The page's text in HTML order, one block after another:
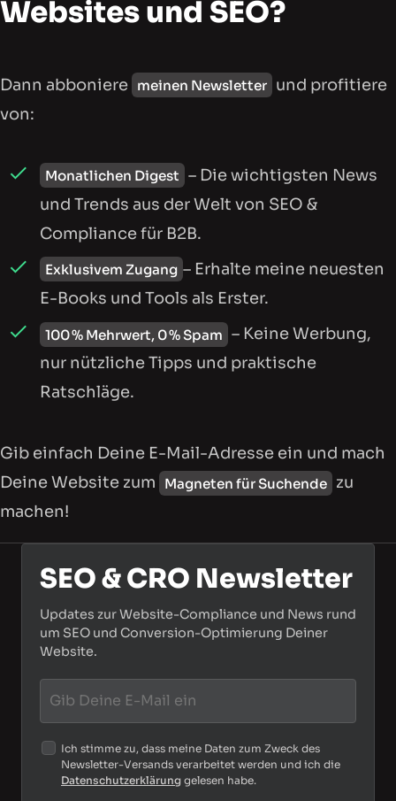
Websites und SEO?
Dann abboniere meinen Newsletter und profitiere
von:
Monatlichen Digest – Die wichtigsten News
und Trends aus der Welt von SEO &
Compliance für B2B.
Exklusivem Zugang – Erhalte meine neuesten
E-Books und Tools als Erster.
100 % Mehrwert, 0 % Spam – Keine Werbung,
nur nützliche Tipps und praktische
Ratschläge.
Gib einfach Deine E-Mail-Adresse ein und mach
Deine Website zum
Magneten für Suchende zu
machen!
SEO & CRO Newsletter
Updates zur Website-Compliance und News rund
um SEO und Conversion-Optimierung Deiner
Website.
Ich stimme zu, dass meine Daten zum Zweck des
Newsletter-Versands verarbeitet werden und ich die
Datenschutzerklärung gelesen habe.